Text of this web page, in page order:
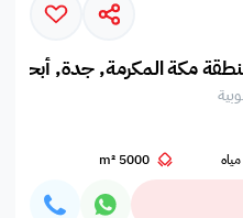
مكة المكرمة, جدة, أبحر
5000 m²